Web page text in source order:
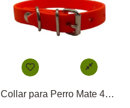
Collar para Perro Mate 45×1,6cm – (Naranja)